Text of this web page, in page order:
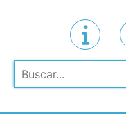
Pesquisar